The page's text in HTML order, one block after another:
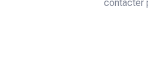
contacter